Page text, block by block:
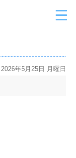
2026年5月25日 月曜日